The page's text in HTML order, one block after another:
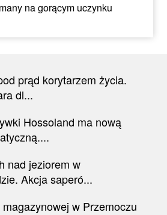
na gorącym uczynku
prąd korytarzem życia.
dl...
Hossoland ma nową
nad jeziorem w
Akcja saperó...
w Przemoczu